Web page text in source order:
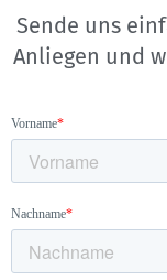
Sende uns
Anliegen und